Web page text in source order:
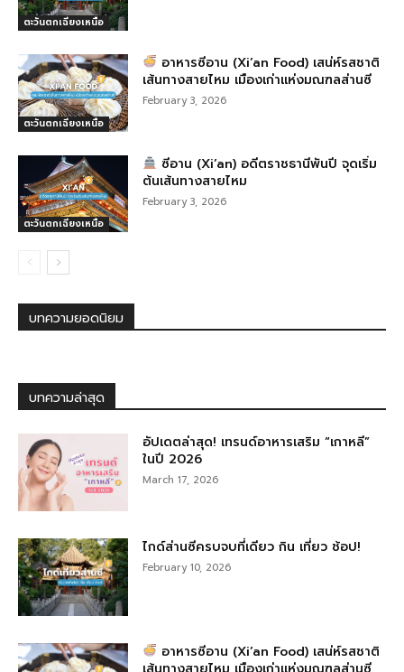
ตะวันตกเฉียงเหนือ
ตะวันตกเฉียงเหนือ
อาหารซีอาน (Xi’an Food) เสน่ห์รสชาติ
เส้นทางสายไหม เมืองเก่าแห่งมณฑลส่านซี
February 3, 2026
ตะวันตกเฉียงเหนือ
ซีอาน (Xi’an) อดีตราชธานีพันปี จุดเริ่ม
ต้นเส้นทางสายไหม
February 3, 2026
บทความยอดนิยม
บทความล่าสุด
อัปเดตล่าสุด! เทรนด์อาหารเสริม “เกาหลี”
ในปี 2026
March 17, 2026
ไกด์ส่านซีครบจบที่เดียว กิน เที่ยว ช้อป!
February 10, 2026
อาหารซีอาน (Xi’an Food) เสน่ห์รสชาติ